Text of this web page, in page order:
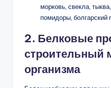
морковь, свекла,
помидоры, болгарский
2. Белковые
строительный
организма